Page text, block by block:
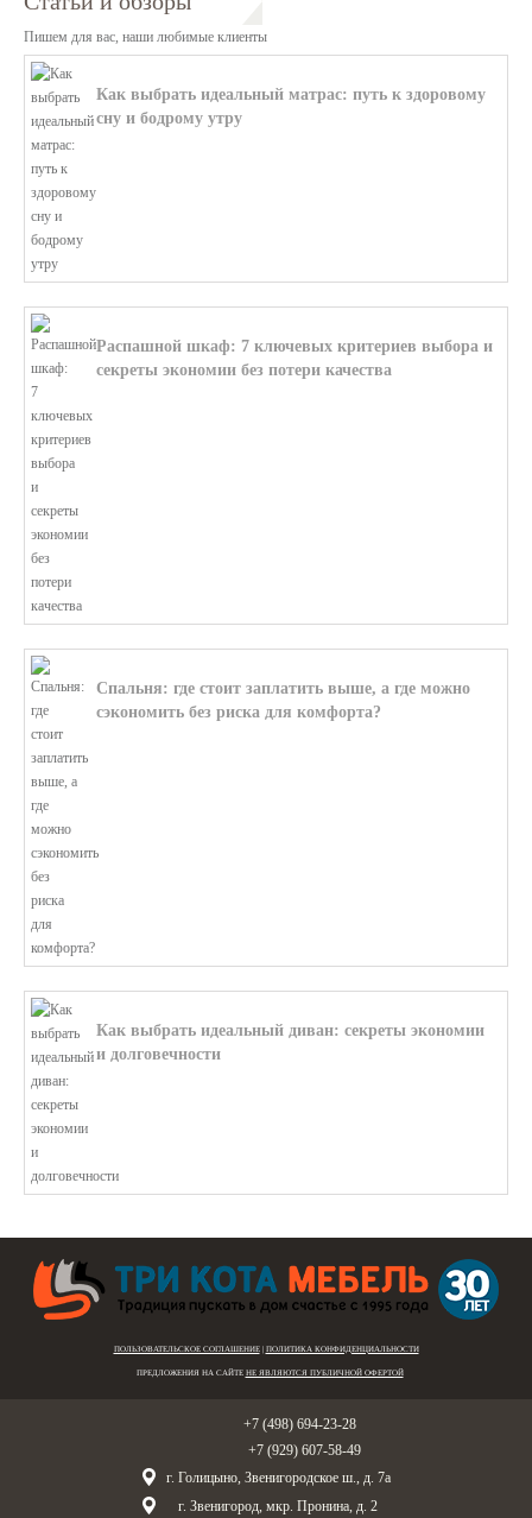
Пишем для вас, наши любимые клиенты
Как выбрать идеальный матрас: путь к здоровому
сну и бодрому утру
Распашной шкаф: 7 ключевых критериев выбора и
секреты экономии без потери качества
Спальня: где стоит заплатить выше, а где можно
сэкономить без риска для комфорта?
Как выбрать идеальный диван: секреты экономии
и долговечности
ПОЛЬЗОВАТЕЛЬСКОЕ СОГЛАШЕНИЕ| ПОЛИТИКА КОНФИДЕНЦИАЛЬНОСТИ
ПРЕДЛОЖЕНИЯ НА САЙТЕ НЕ ЯВЛЯЮТСЯ ПУБЛИЧНОЙ ОФЕРТОЙ
+7 (498) 694-23-28
+7 (929) 607-58-49
г. Голицыно, Звенигородское ш., д. 7а
г. Звенигород, мкр. Пронина, д. 2